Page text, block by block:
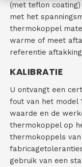
(met teflon
met het
thermokoppel
warme of meet
referentie
KALIBRATIE
U ontvangt een
fout van het model
waarde en de
thermokoppel op
thermokoppels
gebruik van een